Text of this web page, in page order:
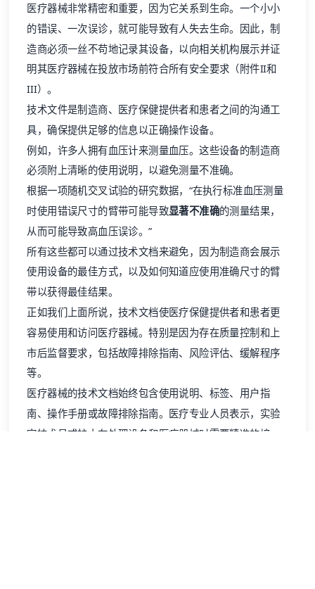
医疗器械非常精密和重要，因为它关系到生命。一个小小
的错误、一次误诊，就可能导致有人失去生命。因此，制
造商必须一丝不苟地记录其设备，以向相关机构展示并证
明其医疗器械在投放市场前符合所有安全要求（附件II和
III）。
技术文件是制造商、医疗保健提供者和患者之间的沟通工
具，确保提供足够的信息以正确操作设备。
例如，许多人拥有血压计来测量血压。这些设备的制造商
必须附上清晰的使用说明，以避免测量不准确。
根据一项随机交叉试验的研究数据，“在执行标准血压测量
时使用错误尺寸的臂带可能导致显著不准确的测量结果，
从而可能导致高血压误诊。”
所有这些都可以通过技术文档来避免，因为制造商会展示
使用设备的最佳方式，以及如何知道应使用准确尺寸的臂
带以获得最佳结果。
正如我们上面所说，技术文档使医疗保健提供者和患者更
容易使用和访问医疗器械。特别是因为存在质量控制和上
市后监督要求，包括故障排除指南、风险评估、缓解程序
等。
医疗器械的技术文档始终包含使用说明、标签、用户指
南、操作手册或故障排除指南。医疗专业人员表示，实验
室技术员或护士在处理设备和医疗器械时需要精准的培